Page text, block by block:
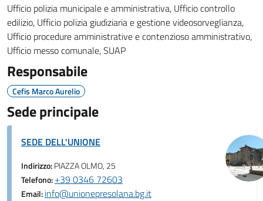
Ufficio polizia municipale e amministrativa, Ufficio controllo
edilizio, Ufficio polizia giudiziaria e gestione videosorveglianza,
Ufficio procedure amministrative e contenzioso amministrativo,
Ufficio messo comunale, SUAP
Responsabile
Cefis Marco Aurelio
Sede principale
SEDE DELL'UNIONE
Indirizzo:PIAZZA OLMO, 25
Telefono:+39 0346 72603
Email:info@unionepresolana.bg.it